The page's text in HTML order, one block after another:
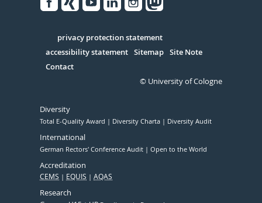
Serivce
privacy protection statement
accessibility statement Sitemap Site Note
Contact
© University of Cologne
Diversity
Total E-Quality Award Diversity Charta Diversity Audit
International
German Rectors' Conference Audit Open to the World
Accreditation
CEMS EQUIS AQAS
Research